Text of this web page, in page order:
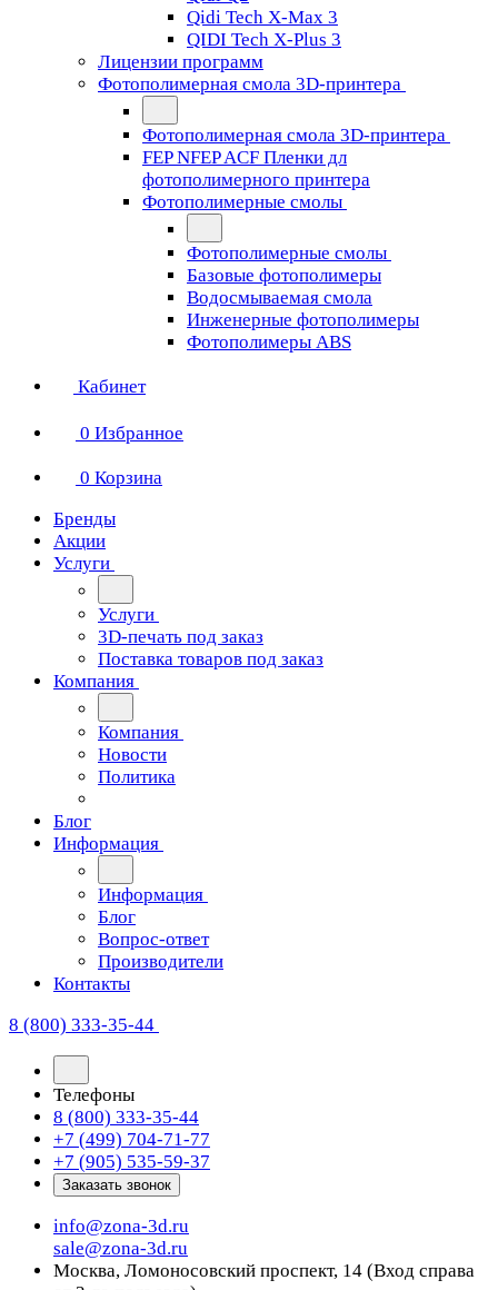
Qidi Tech X-Max 3
QIDI Tech X-Plus 3
Лицензии программ
Фотополимерная смола 3D-принтера
Фотополимерная смола 3D-принтера
FEP NFEP ACF Пленки дл
фотополимерного принтера
Фотополимерные смолы
Фотополимерные смолы
Базовые фотополимеры
Водосмываемая смола
Инженерные фотополимеры
Фотополимеры ABS
Кабинет
0 Избранное
0 Корзина
Бренды
Акции
Услуги
Услуги
3D-печать под заказ
Поставка товаров под заказ
Компания
Компания
Новости
Политика
Блог
Информация
Информация
Блог
Вопрос-ответ
Производители
Контакты
8 (800) 333-35-44
Телефоны
8 (800) 333-35-44
+7 (499) 704-71-77
+7 (905) 535-59-37
Заказать звонок
info@zona-3d.ru
sale@zona-3d.ru
Москва, Ломоносовский проспект, 14 (Вход справа